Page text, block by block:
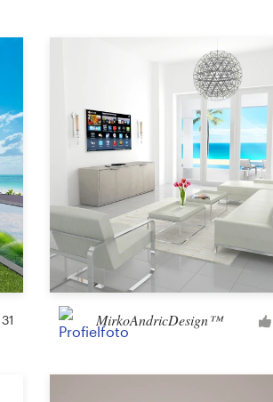
Kunst en Illustratie
Illustratie of
Karakter of
3D
31 MirkoAndricDesign™